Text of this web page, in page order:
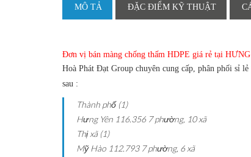
MÔ TẢ ĐẶC ĐIỂM KỸ THUẬT
Đơn vị bán màng chống thấm HDPE giá rẻ tại
Hoà Phát Đạt Group chuyên cung cấp, phân phối sỉ
sau :
Thành phố (1)
Hưng Yên 116.356 7 phường, 10 xã
Thị xã (1)
Mỹ Hào 112.793 7 phường, 6 xã